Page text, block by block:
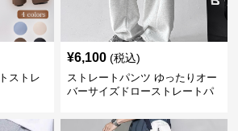
ストレ
¥6,100 (税込)
ストレートパンツ ゆったりオー
バーサイズドローストレートパ